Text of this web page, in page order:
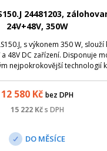
24481203,
24V+48V, 350W
s výkonem 350 W, slouží
48V DC zařízení. Disponuje
nejpokrokovější technologií
12 580Kč bez DPH
15 222Kč s DPH
DO MĚSÍCE